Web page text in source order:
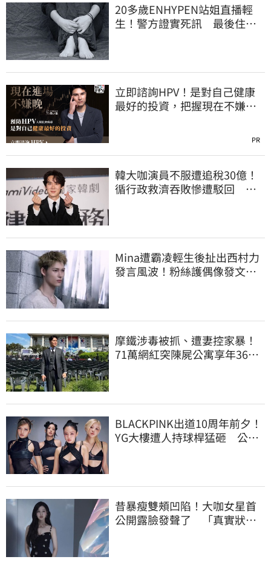
20多歲ENHYPEN站姐直播輕
生！警方證實死訊 最後住處
立即諮詢HPV！是對自己健康
最好的投資，把握現在不嫌
PR
韓大咖演員不服遭追稅30億！
循行政救濟吞敗慘遭駁回 公
Mina遭霸凌輕生後扯出西村力
發言風波！粉絲護偶像發文：
摩鐵涉毒被抓、遭妻控家暴！
71萬網紅突陳屍公寓享年36
BLACKPINK出道10周年前夕！
YG大樓遭人持球桿猛砸 公司
昔暴瘦雙頰凹陷！大咖女星首
公開露臉發聲了 「真實狀